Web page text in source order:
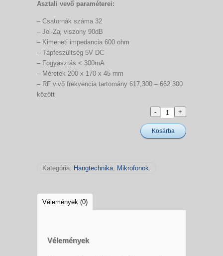
Asztali vevő paraméterei:
– Csatornák száma 32
– Jel-Zaj viszony 90dB
– Kimeneti impedancia 600 ohm
– Tápfeszültség 5V DC
– Fogyasztás < 300mA
– Méretek 200 x 170 x 45 mm
– RF vivő frekvencia tartomány 617,300 – 662,300
között
Kosárba
Kategória: Hangtechnika Mikrofonok
Vélemények (0)
Vélemények